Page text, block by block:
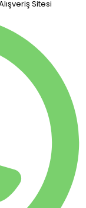
Sitesi